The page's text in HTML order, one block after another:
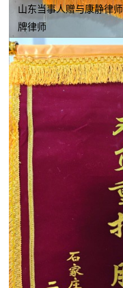
山东当事人赠与康静律
牌律师